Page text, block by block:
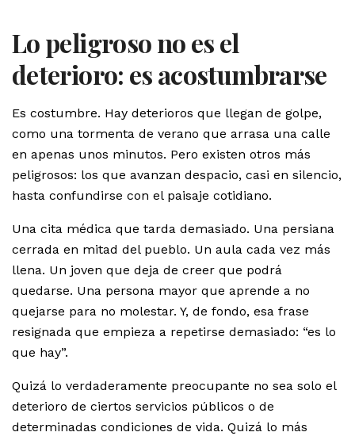
Lo peligroso no es el
deterioro: es acostumbrarse
Es costumbre. Hay deterioros que llegan de golpe,
como una tormenta de verano que arrasa una calle
en apenas unos minutos. Pero existen otros más
peligrosos: los que avanzan despacio, casi en silencio,
hasta confundirse con el paisaje cotidiano.
Una cita médica que tarda demasiado. Una persiana
cerrada en mitad del pueblo. Un aula cada vez más
llena. Un joven que deja de creer que podrá
quedarse. Una persona mayor que aprende a no
quejarse para no molestar. Y, de fondo, esa frase
resignada que empieza a repetirse demasiado: “es lo
que hay”.
Quizá lo verdaderamente preocupante no sea solo el
deterioro de ciertos servicios públicos o de
determinadas condiciones de vida. Quizá lo más